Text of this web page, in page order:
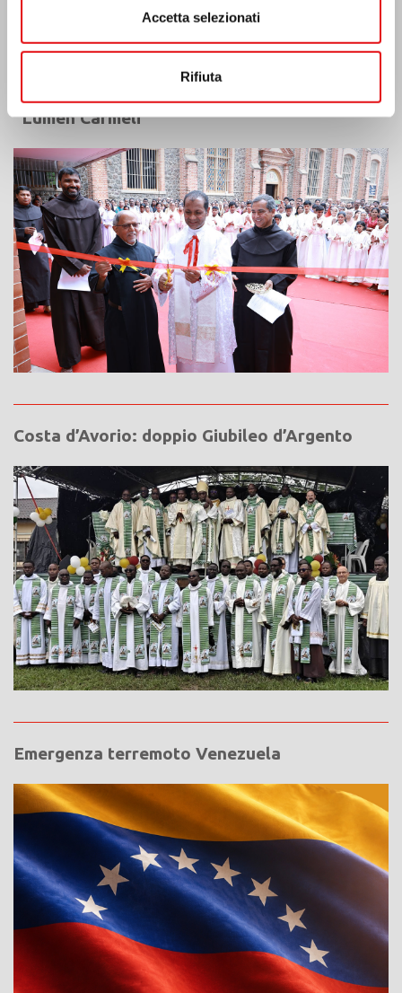
Accetta selezionati
Rifiuta
India: Benedizione e inaugurazione del
“Lumen Carmeli”
Costa d’Avorio: doppio Giubileo d’Argento
Emergenza terremoto Venezuela